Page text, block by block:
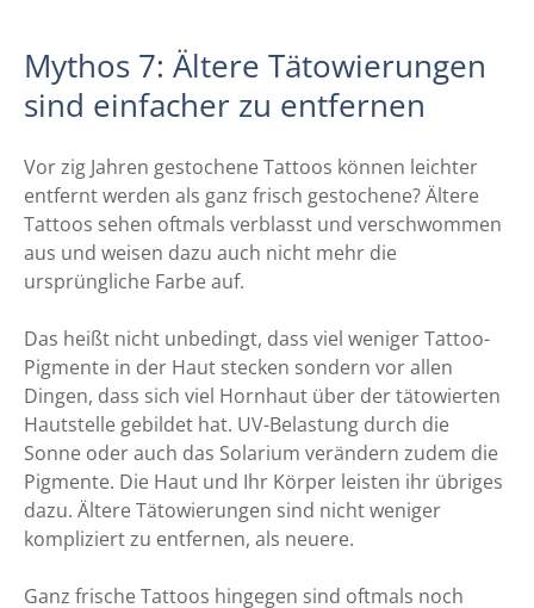
Mythos 7: Ältere Tätowierungen
sind einfacher zu entfernen
Vor zig Jahren gestochene Tattoos können leichter
entfernt werden als ganz frisch gestochene? Ältere
Tattoos sehen oftmals verblasst und verschwommen
aus und weisen dazu auch nicht mehr die
ursprüngliche Farbe auf.
Das heißt nicht unbedingt, dass viel weniger Tattoo-
Pigmente in der Haut stecken sondern vor allen
Dingen, dass sich viel Hornhaut über der tätowierten
Hautstelle gebildet hat. UV-Belastung durch die
Sonne oder auch das Solarium verändern zudem die
Pigmente. Die Haut und Ihr Körper leisten ihr übriges
dazu. Ältere Tätowierungen sind nicht weniger
kompliziert zu entfernen, als neuere.
Ganz frische Tattoos hingegen sind oftmals noch